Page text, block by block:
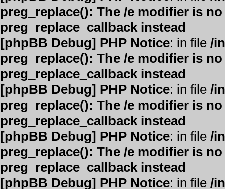
preg_replace(): The /e modifier is
preg_replace_callback instead
[phpBB Debug] PHP Notice: in file /
preg_replace(): The /e modifier is
preg_replace_callback instead
[phpBB Debug] PHP Notice: in file /
preg_replace(): The /e modifier is
preg_replace_callback instead
[phpBB Debug] PHP Notice: in file /
preg_replace(): The /e modifier is
preg_replace_callback instead
[phpBB Debug] PHP Notice: in file /